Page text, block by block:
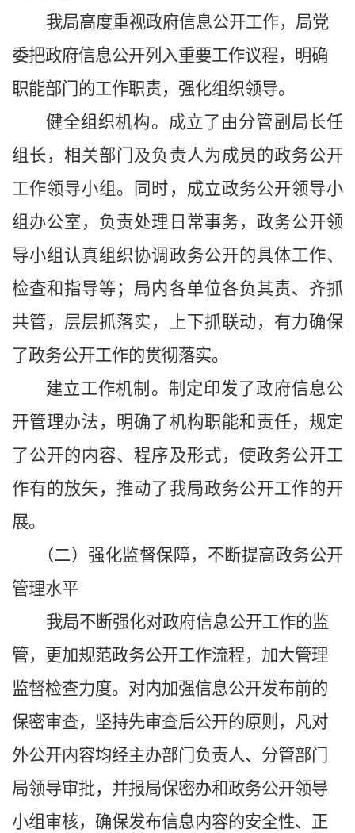
我局高度重视政府信息公开工作，局党
委把政府信息公开列入重要工作议程，明确
职能部门的工作职责，强化组织领导。
健全组织机构。成立了由分管副局长任
组长，相关部门及负责人为成员的政务公开
工作领导小组。同时，成立政务公开领导小
组办公室，负责处理日常事务，政务公开领
导小组认真组织协调政务公开的具体工作、
检查和指导等；局内各单位各负其责、齐抓
共管，层层抓落实，上下抓联动，有力确保
了政务公开工作的贯彻落实。
建立工作机制。制定印发了政府信息公
开管理办法，明确了机构职能和责任，规定
了公开的内容、程序及形式，使政务公开工
作有的放矢，推动了我局政务公开工作的开
展。
（二）强化监督保障，不断提高政务公开
管理水平
我局不断强化对政府信息公开工作的监
管，更加规范政务公开工作流程，加大管理
监督检查力度。对内加强信息公开发布前的
保密审查，坚持先审查后公开的原则，凡对
外公开内容均经主办部门负责人、分管部门
局领导审批，并报局保密办和政务公开领导
小组审核，确保发布信息内容的安全性、正